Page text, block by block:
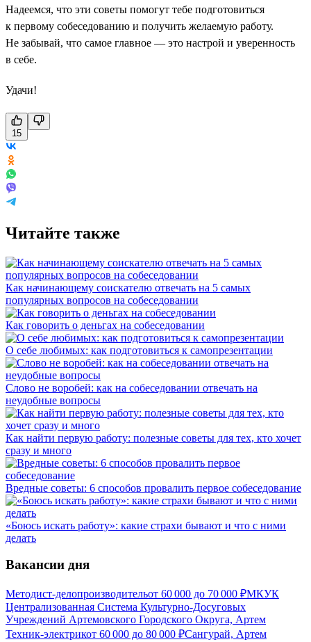
Надеемся, что эти советы помогут тебе подготовиться
к первому собеседованию и получить желаемую работу.
Не забывай, что самое главное — это настрой и уверенность
в себе.
Удачи!
15
Читайте также
Как начинающему соискателю отвечать на 5 самых
популярных вопросов на собеседовании
Как говорить о деньгах на собеседовании
О себе любимых: как подготовиться к самопрезентации
Слово не воробей: как на собеседовании отвечать на
неудобные вопросы
Как найти первую работу: полезные советы для тех, кто хочет
сразу и много
Вредные советы: 6 способов провалить первое собеседование
«Боюсь искать работу»: какие страхи бывают и что с ними
делать
Вакансии дня
Методист-делопроизводительот 60 000 до 70 000 ₽МКУК
Централизованная Система Культурно-Досуговых
Учреждений Артемовского Городского Округа, Артем
Техник-электрикот 60 000 до 80 000 ₽Сангурай, Артем